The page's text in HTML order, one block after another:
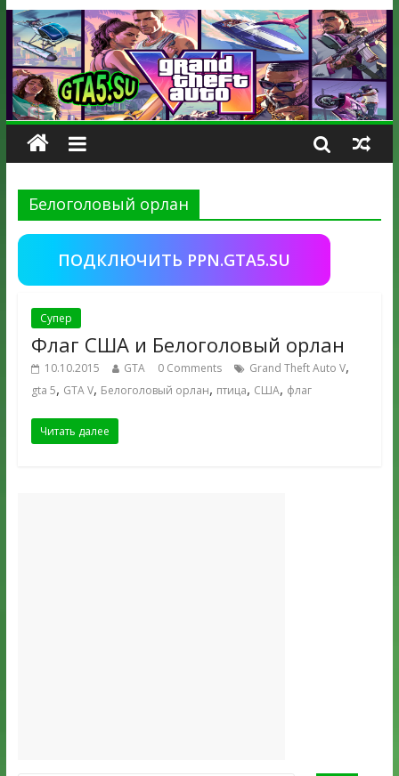
Белоголовый орлан
ПОДКЛЮЧИТЬ PPN.GTA5.SU
Супер
Флаг США и Белоголовый орлан
10.10.2015 GTA 0 Comments Grand Theft Auto V,
gta 5, GTA V, Белоголовый орлан, птица, США, флаг
Читать далее